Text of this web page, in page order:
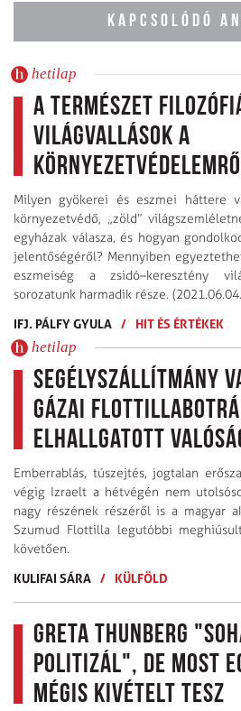
KAPCSOLÓDÓ
hetilap
A természet
világvallások a
Milyen gyökerei és eszmei háttere
környezetvédő, „zöld”
egyházak válasza, és hogyan
jelentőségéről? Mennyiben
eszmeiség a zsidó–keresztény
sorozatunk harmadik része.
IFJ. PÁLFY GYULA / HIT ÉS ÉRTÉKEK
hetilap
Segélyszállítmány
gázai
elhallgatott
Emberrablás, túszejtés, jogtalan
végig Izraelt a hétvégén nem
nagy részének részéről is a magyar
Szumud Flottilla legutóbbi
követően.
KULIFAI SÁRA / KÜLFÖLD
Greta Thunberg
politizál", de most
mégis kivételt tesz